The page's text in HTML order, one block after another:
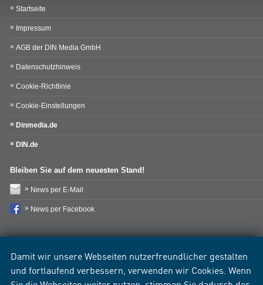
Damit wir unsere Webseiten nutzerfreundlicher gestalten
und fortlaufend verbessern, verwenden wir Cookies. Wenn
Startseite
Impressum
AGB der DIN Media GmbH
Datenschutzhinweis
Cookie-Richtlinie
Cookie-Einstellungen
Dinmedia.de
DIN.de
Bleiben Sie auf dem neuesten Stand!
News per E-Mail
News per Facebook